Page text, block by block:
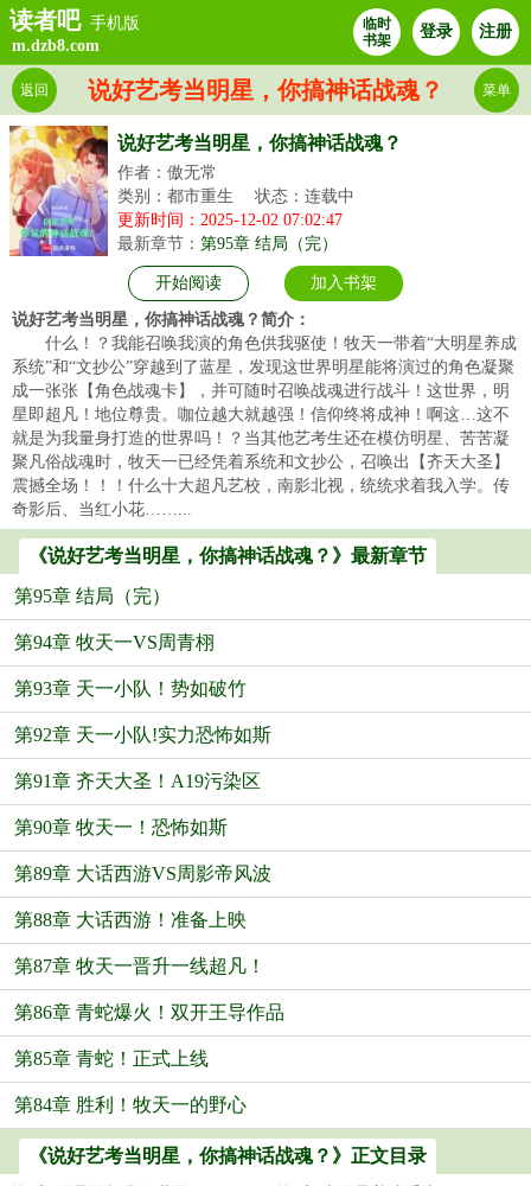
读者吧 手机版
m.dzb8.com
临时
书架
登录 注册
说好艺考当明星，你搞神话战魂？
返回 菜单
说好艺考当明星，你搞神话战魂？
作者：傲无常
类别：都市重生
状态：连载中
更新时间：2025-12-02 07:02:47
最新章节： 第95章 结局（完）
开始阅读 加入书架
说好艺考当明星，你搞神话战魂？简介：
什么！？我能召唤我演的角色供我驱使！牧天一带着“大明星养成
系统”和“文抄公”穿越到了蓝星，发现这世界明星能将演过的角色凝聚
成一张张【角色战魂卡】，并可随时召唤战魂进行战斗！这世界，明
星即超凡！地位尊贵。咖位越大就越强！信仰终将成神！啊这…这不
就是为我量身打造的世界吗！？当其他艺考生还在模仿明星、苦苦凝
聚凡俗战魂时，牧天一已经凭着系统和文抄公，召唤出【齐天大圣】
震撼全场！！！什么十大超凡艺校，南影北视，统统求着我入学。传
奇影后、当红小花……...
《说好艺考当明星，你搞神话战魂？》最新章节
第95章 结局（完）
第94章 牧天一VS周青栩
第93章 天一小队！势如破竹
第92章 天一小队!实力恐怖如斯
第91章 齐天大圣！A19污染区
第90章 牧天一！恐怖如斯
第89章 大话西游VS周影帝风波
第88章 大话西游！准备上映
第87章 牧天一晋升一线超凡！
第86章 青蛇爆火！双开王导作品
第85章 青蛇！正式上线
第84章 胜利！牧天一的野心
《说好艺考当明星，你搞神话战魂？》正文目录